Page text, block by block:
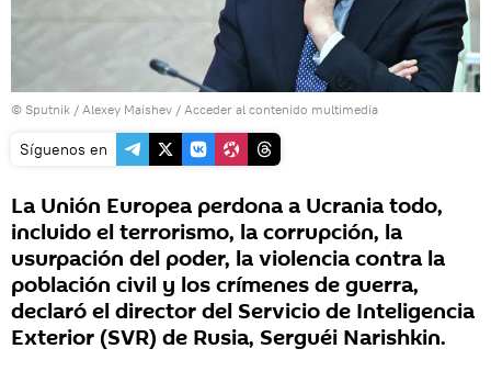
© Sputnik / Alexey Maishev / Acceder al contenido multimedia
Síguenos en
La Unión Europea perdona a Ucrania todo,
incluido el terrorismo, la corrupción, la
usurpación del poder, la violencia contra la
población civil y los crímenes de guerra,
declaró el director del Servicio de Inteligencia
Exterior (SVR) de Rusia, Serguéi Narishkin.